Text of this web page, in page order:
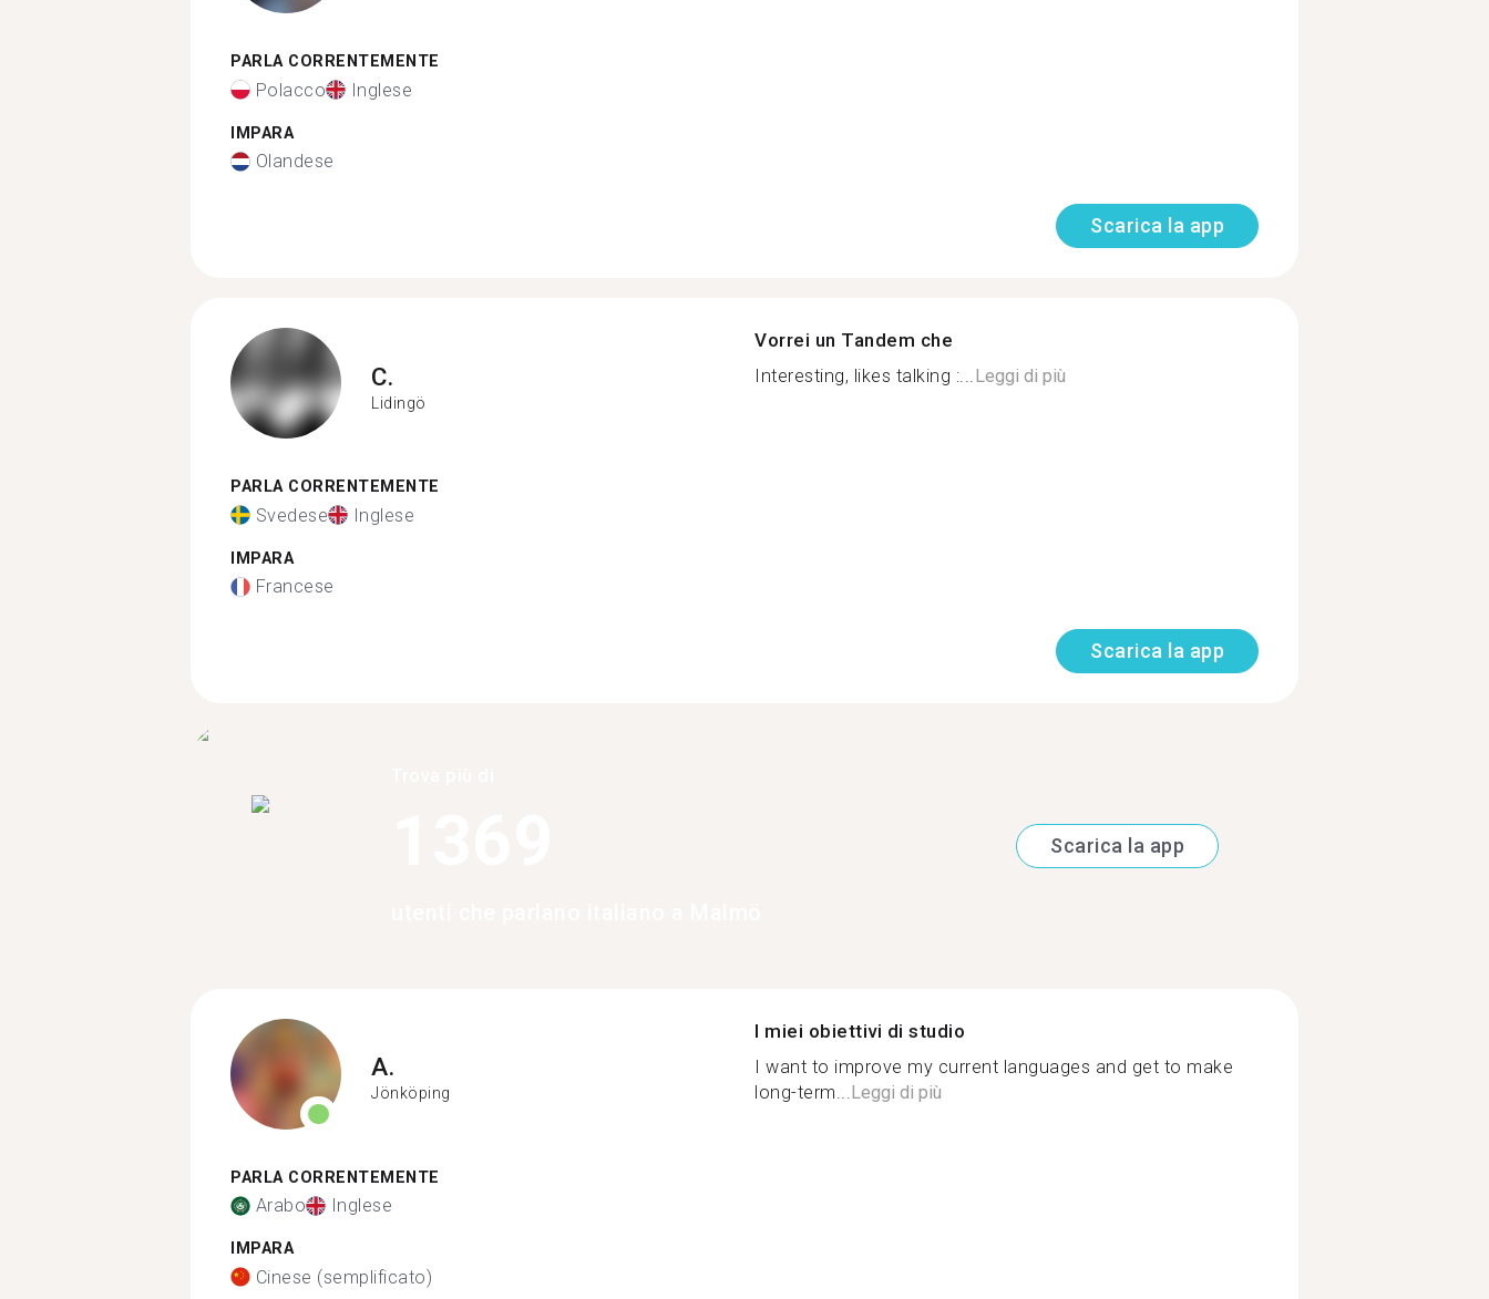
PARLA CORRENTEMENTE
Polacco Inglese
IMPARA
Olandese
Scarica la app
C.
Lidingö
PARLA CORRENTEMENTE
Svedese Inglese
IMPARA
Francese
Vorrei un Tandem che
Interesting, likes talking :...Leggi di più
Scarica la app
Scarica la app
A.
Jönköping
PARLA CORRENTEMENTE
Arabo Inglese
IMPARA
Cinese (semplificato)
I miei obiettivi di studio
I want to improve my current languages and get to make
long-term... Leggi di più